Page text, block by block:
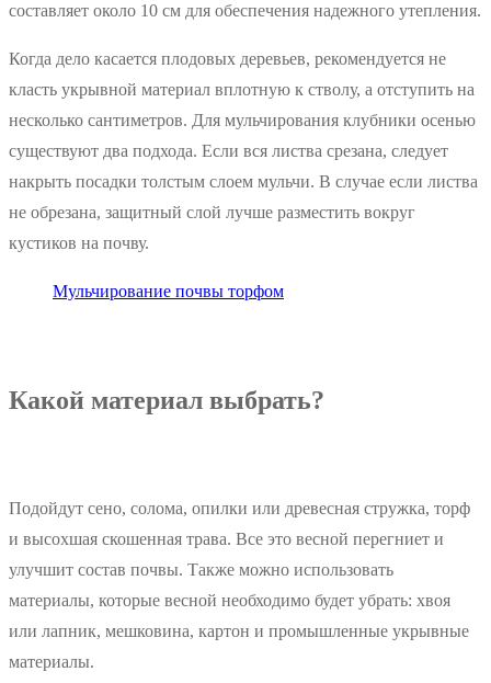
составляет около 10 см для обеспечения надежного утепления.
Когда дело касается плодовых деревьев, рекомендуется не
класть укрывной материал вплотную к стволу, а отступить на
несколько сантиметров. Для мульчирования клубники осенью
существуют два подхода. Если вся листва срезана, следует
накрыть посадки толстым слоем мульчи. В случае если листва
не обрезана, защитный слой лучше разместить вокруг
кустиков на почву.
Мульчирование почвы торфом
Какой материал выбрать?
Подойдут сено, солома, опилки или древесная стружка, торф
и высохшая скошенная трава. Все это весной перегниет и
улучшит состав почвы. Также можно использовать
материалы, которые весной необходимо будет убрать: хвоя
или лапник, мешковина, картон и промышленные укрывные
материалы.